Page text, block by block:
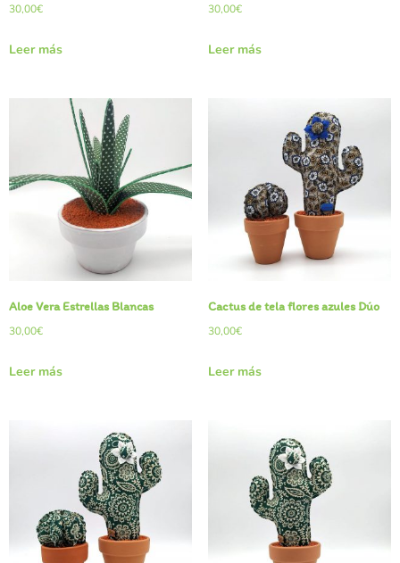
30,00€
Leer más
30,00€
Leer más
Aloe Vera Estrellas Blancas
30,00€
Leer más
Cactus de tela flores azules Dúo
30,00€
Leer más